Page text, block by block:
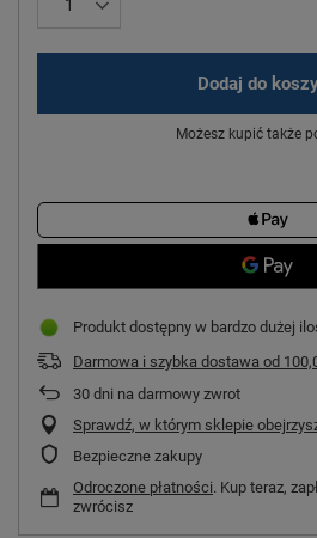
Dodaj do
Możesz kupić także
Produkt dostępny w bardzo dużej
Darmowa i szybka dostawa od
30 dni na darmowy zwrot
Sprawdź, w którym sklepie
Bezpieczne zakupy
Odroczone płatności. Kup teraz,
zwrócisz